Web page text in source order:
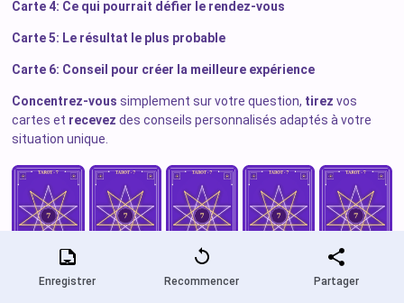
Enregistrer Recommencer Partager
Carte 4: Ce qui pourrait défier le rendez-vous
Carte 5: Le résultat le plus probable
Carte 6: Conseil pour créer la meilleure expérience
Concentrez-vous simplement sur votre question, tirez vos
cartes et recevez des conseils personnalisés adaptés à votre
situation unique.